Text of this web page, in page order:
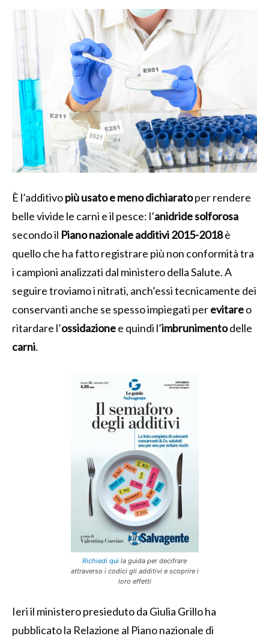
È l’additivopiù usato e meno dichiaratoper rendere
belle vivide le carni e il pesce: l’anidride solforosa
secondo il Piano nazionale additivi 2015-2018è
quello che ha fatto registrare più non conformità tra
i campioni analizzati dal ministero della Salute. A
seguire troviamo i nitrati, anch’essi tecnicamente dei
conservanti anche se spesso impiegati perevitareo
ritardare l’ossidazionee quindi l’imbrunimentodelle
carni.
Richiedi qui la guida per decifrare
attraverso i codici gli additivi e scoprire i
loro effetti
Ieri il ministero presieduto da Giulia Grillo ha
pubblicato la Relazione al Piano nazionale di